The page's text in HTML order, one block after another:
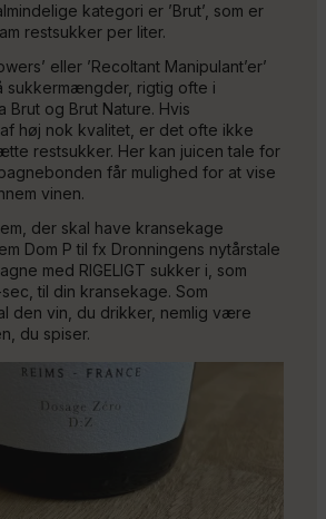
kategori er ’Brut’, som er
restsukker per liter.
eller ’Recoltant Manipulant’er’
sukkermængder, rigtig ofte i
Brut og Brut Nature. Hvis
høj nok kvalitet, er det ofte ikke
restsukker. Her kan juicen tale for
får mulighed for at vise
vinen.
der skal have kransekage
Dom P til fx Dronningens nytårstale
med RIGELIGT sukker i, som
til din kransekage. Som
den vin, du drikker, nemlig være
du spiser.